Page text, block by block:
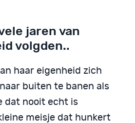
jaren van
volgden..
haar eigenheid zich
buiten te banen als
dat nooit echt is
meisje dat hunkert